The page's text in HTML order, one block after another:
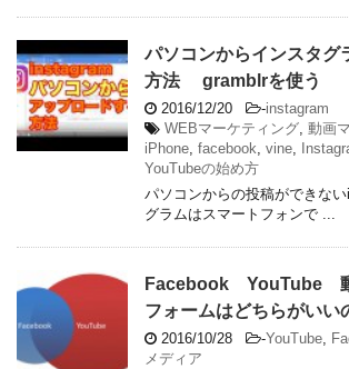
パソコンからインスタグ
方法 gramblrを使う
2016/12/20 -instagram
WEBマーケティング, 動画
iPhone, facebook, vine,
YouTubeの始め方
パソコンからの投稿ができな
グラムはスマートフォンで ...
Facebook YouTube
フォームはどちらがいい
2016/10/28 -YouTube,
メディア